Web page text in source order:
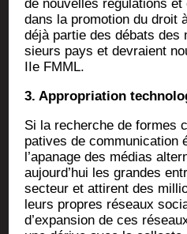
de nou­velles régu­la­tions et
dans la pro­mo­tion du droit
déjà par­tie des débats
sieurs pays et devraient
IIe FMML.
3. Appro­pria­tion
Si la recherche de formes
pa­tives de com­mu­ni­ca­tion
l’apanage des médias
aujourd’hui les grandes
sec­teur et attirent des
leurs propres réseaux
d’expansion de ces